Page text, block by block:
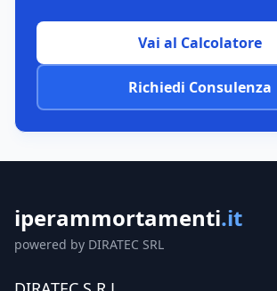
Vai al Calcolatore
Richiedi Consulenza
iperammortamenti.it
powered by DIRATEC SRL